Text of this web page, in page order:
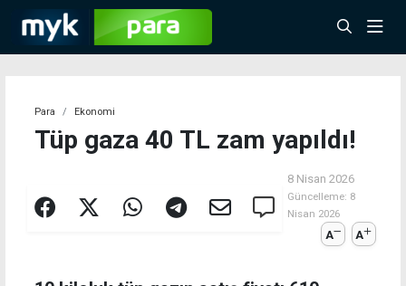
Para Ekonomi
Tüp gaza 40 TL zam yapıldı!
8 Nisan 2026
Güncelleme: 8
Nisan 2026
A A